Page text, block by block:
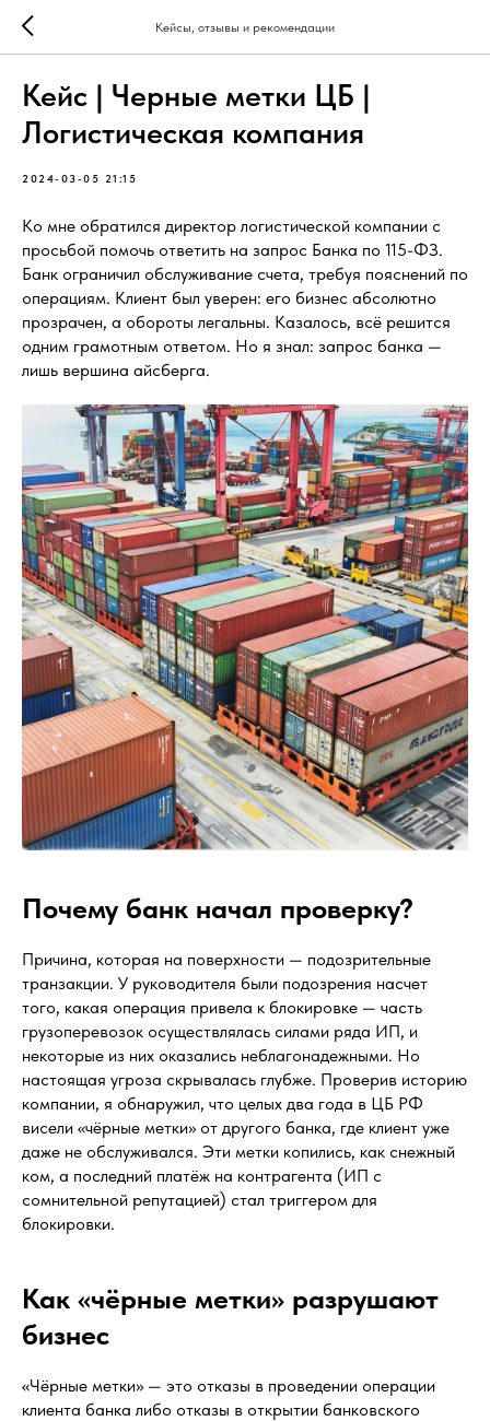
Кейсы, отзывы и рекомендации
Кейс | Черные метки ЦБ |
Логистическая компания
2024-03-05 21:15
Ко мне обратился директор логистической компании с
просьбой помочь ответить на запрос Банка по 115-ФЗ.
Банк ограничил обслуживание счета, требуя пояснений по
операциям. Клиент был уверен: его бизнес абсолютно
прозрачен, а обороты легальны. Казалось, всё решится
одним грамотным ответом. Но я знал: запрос банка —
лишь вершина айсберга.
Почему банк начал проверку?
Причина, которая на поверхности — подозрительные
транзакции. У руководителя были подозрения насчет
того, какая операция привела к блокировке — часть
грузоперевозок осуществлялась силами ряда ИП, и
некоторые из них оказались неблагонадежными. Но
настоящая угроза скрывалась глубже. Проверив историю
компании, я обнаружил, что целых два года в ЦБ РФ
висели «чёрные метки» от другого банка, где клиент уже
даже не обслуживался. Эти метки копились, как снежный
ком, а последний платёж на контрагента (ИП с
сомнительной репутацией) стал триггером для
блокировки.
Как «чёрные метки» разрушают
бизнес
«Чёрные метки» — это отказы в проведении операции
клиента банка либо отказы в открытии банковского